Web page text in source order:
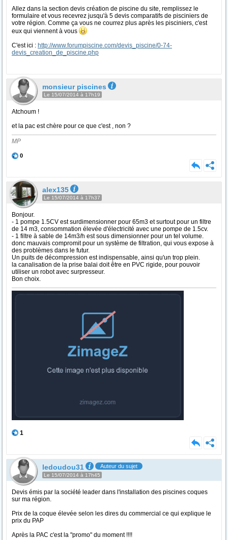
Allez dans la section devis création de piscine du site, remplissez le
formulaire et vous recevrez jusqu'à 5 devis comparatifs de pisciniers de
votre région. Comme ça vous ne courrez plus après les pisciniers, c'est
eux qui viennent à vous
C'est ici : http://www.forumpiscine.com/devis_piscine/0-74-
devis_creation_de_piscine.php
monsieur piscines
Le 15/07/2014 à 17h19
Atchoum !
et la pac est chère pour ce que c'est , non ?
MP
0
alex135
Le 15/07/2014 à 17h37
Bonjour.
- 1 pompe 1.5CV est surdimensionner pour 65m3 et surtout pour un filtre
de 14 m3, consommation élevée d'électricité avec une pompe de 1.5cv.
- 1 filtre à sable de 14m3/h est sous dimensionner pour un tel volume.
donc mauvais compromit pour un système de filtration, qui vous expose à
des problèmes dans le futur.
Un puits de décompression est indispensable, ainsi qu'un trop plein.
la canalisation de la prise balai doit être en PVC rigide, pour pouvoir
utiliser un robot avec surpresseur.
Bon choix.
1
ledoudou31 Auteur du sujet
Le 15/07/2014 à 17h45
Devis émis par la société leader dans l'installation des piscines coques
sur ma région.
Prix de la coque élevée selon les dires du commercial ce qui explique le
prix du PAP
Après la PAC c'est la "promo" du moment !!!!